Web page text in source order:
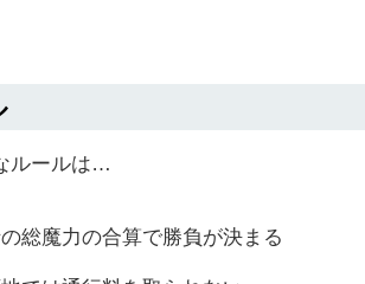
ルールは…
総魔力の合算で勝負が決まる